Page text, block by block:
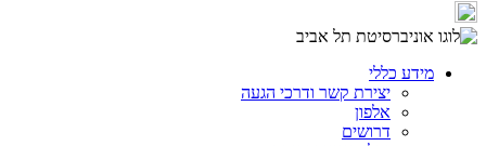
מידע כללי
יצירת קשר ודרכי הגעה
אלפון
דרושים